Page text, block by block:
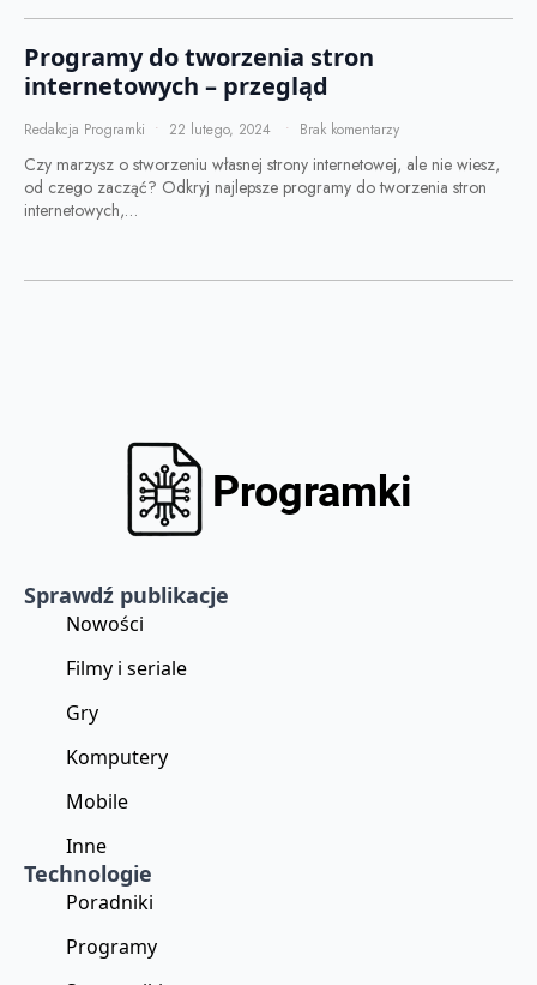
Programy do tworzenia stron
internetowych – przegląd
Redakcja Programki 22 lutego, 2024 Brak komentarzy
Czy marzysz o stworzeniu własnej strony internetowej, ale nie wiesz,
od czego zacząć? Odkryj najlepsze programy do tworzenia stron
internetowych,…
Sprawdź publikacje
Nowości
Filmy i seriale
Gry
Komputery
Mobile
Inne
Technologie
Poradniki
Programy